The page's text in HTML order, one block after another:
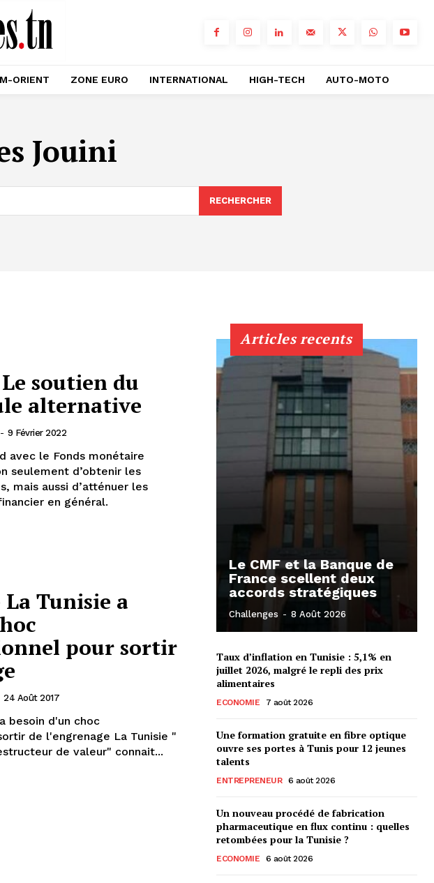
M-ORIENT ZONE EURO INTERNATIONAL HIGH-TECH AUTO-MOTO
Jouini
RECHERCHER
soutien du
alternative
- 9 Février 2022
avec le Fonds monétaire
seulement d’obtenir les
mais aussi d’atténuer les
en général.
Tunisie a
pour sortir
24 Août 2017
besoin d'un choc
l'engrenage La Tunisie "
de valeur" connait...
Articles recents
Le CMF et la Banque de
France scellent deux
accords stratégiques
Challenges - 8 Août 2026
Taux d’inflation en Tunisie : 5,1% en
juillet 2026, malgré le repli des prix
alimentaires
ECONOMIE 7 août 2026
Une formation gratuite en fibre optique
ouvre ses portes à Tunis pour 12 jeunes
talents
ENTREPRENEUR 6 août 2026
Un nouveau procédé de fabrication
pharmaceutique en flux continu : quelles
retombées pour la Tunisie ?
ECONOMIE 6 août 2026